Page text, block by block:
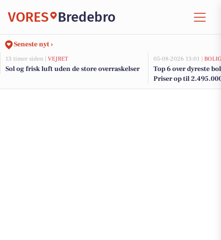
VORES Bredebro
Seneste nyt ›
13 timer siden | VEJRET
Sol og frisk luft uden de store overraskelser
05-08-2026 13:01 |
Top 6 over dyreste
Priser op til